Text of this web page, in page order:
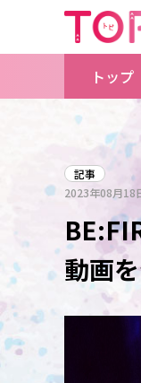
トップ
記事
2023年08月18
動画